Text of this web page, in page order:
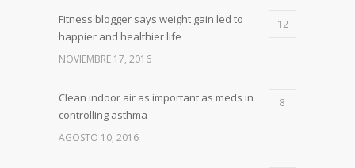
Fitness blogger says weight gain led to
happier and healthier life
12
NOVIEMBRE 17, 2016
Clean indoor air as important as meds in
controlling asthma
8
AGOSTO 10, 2016